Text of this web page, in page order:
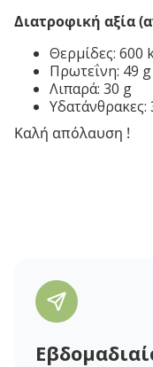
Διατροφική αξία
Θερμίδες: 600
Πρωτεΐνη: 49 g
Λιπαρά: 30 g
Υδατάνθρακες:
Καλή απόλαυση !